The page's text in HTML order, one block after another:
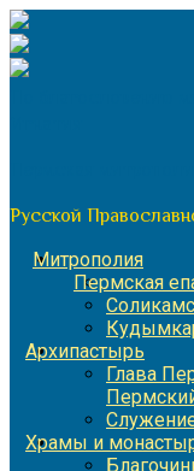
Перейти
к
содержимому
Русской
Митрополия
Пермская
Архипастырь
Глава
Храмы и